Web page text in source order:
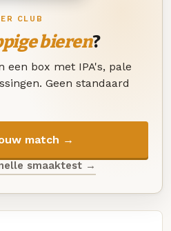
CLUB
bieren?
een box met IPA's, pale
Geen standaard
match →
smaaktest →